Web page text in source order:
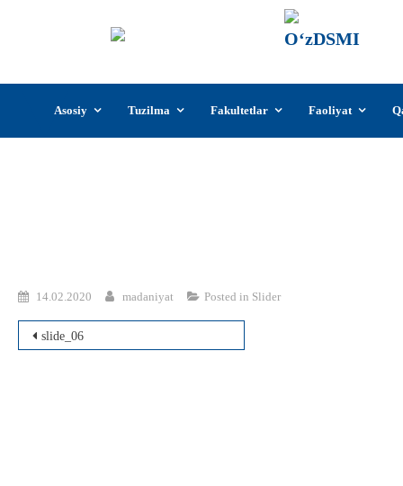
content
Asosiy Tuzilma Fakultetlar Faoliyat
14.02.2020 madaniyat Posted in Slider
Post
slide_06